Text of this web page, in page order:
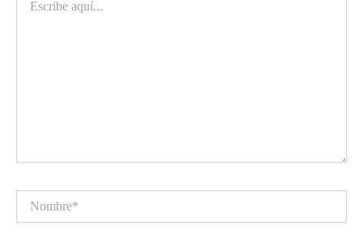
aquí...